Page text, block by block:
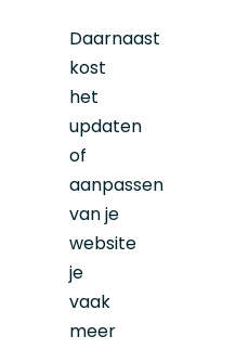
Daarnaast
kost
het
updaten
of
aanpassen
van je
website
je
vaak
meer